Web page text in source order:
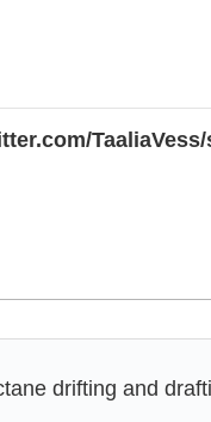
drifting and